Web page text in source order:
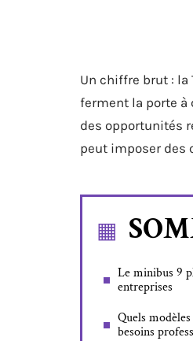
Un chiffre brut :
ferment la porte à
des opportunités
peut imposer des
Le minibus 9
entreprises
Quels
besoins